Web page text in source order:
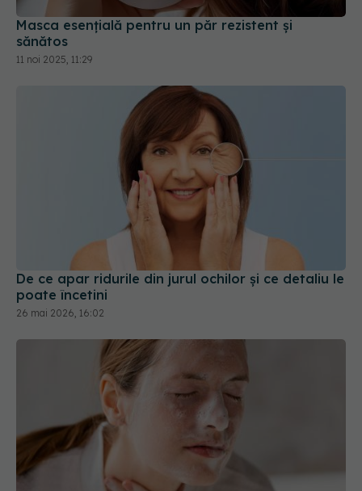
sănătos
11 noi 2025, 11:29
De ce apar ridurile din jurul ochilor și ce detaliu le
poate încetini
26 mai 2026, 16:02